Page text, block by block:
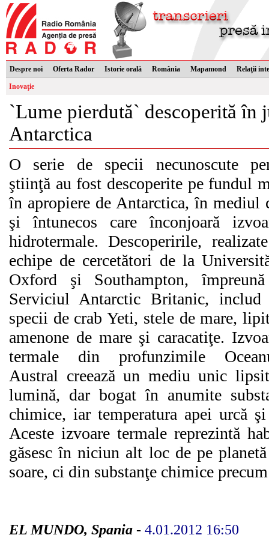
Despre noi Oferta Rador Istorie orală România Mapamond Relaţii
Inovaţie
`Lume pierdută` descoperită în
Antarctica
O serie de specii necunoscute
ştiinţă au fost descoperite pe fundul
în apropiere de Antarctica, în mediul
şi întunecos care înconjoară
hidrotermale. Descoperirile,
echipe de cercetători de la
Oxford şi Southampton,
Serviciul Antarctic Britanic, includ
specii de crab Yeti, stele de mare,
amenone de mare şi caracatiţe.
termale din profunzimile
Austral creează un mediu unic
lumină, dar bogat în anumite
chimice, iar temperatura apei urcă
Aceste izvoare termale reprezintă
găsesc în niciun alt loc de pe
soare, ci din substanţe chimice
EL MUNDO, Spania - 4.01.2012 16:50